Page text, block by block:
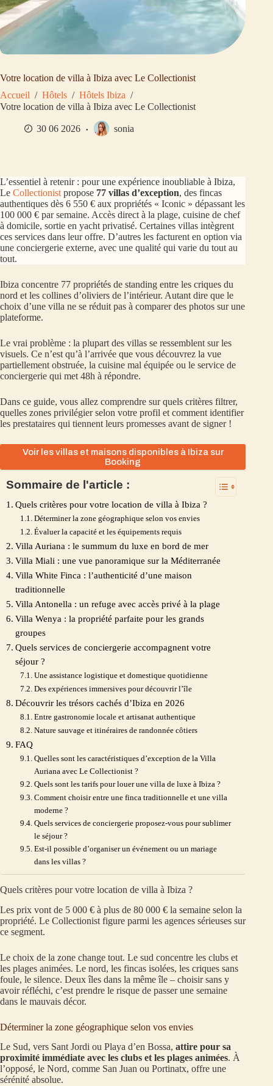
Votre location de villa à Ibiza avec Le Collectionist
Accueil / Hôtels / Hôtels Ibiza /
Votre location de villa à Ibiza avec Le Collectionist
30 06 2026 sonia
L’essentiel à retenir : pour une expérience inoubliable à Ibiza,
Le Collectionist propose 77 villas d’exception, des fincas
authentiques dès 6 550 € aux propriétés « Iconic » dépassant les
100 000 € par semaine. Accès direct à la plage, cuisine de chef
à domicile, sortie en yacht privatisé. Certaines villas intègrent
ces services dans leur offre. D’autres les facturent en option via
une conciergerie externe, avec une qualité qui varie du tout au
tout.
Ibiza concentre 77 propriétés de standing entre les criques du
nord et les collines d’oliviers de l’intérieur. Autant dire que le
choix d’une villa ne se réduit pas à comparer des photos sur une
plateforme.
Le vrai problème : la plupart des villas se ressemblent sur les
visuels. Ce n’est qu’à l’arrivée que vous découvrez la vue
partiellement obstruée, la cuisine mal équipée ou le service de
conciergerie qui met 48h à répondre.
Dans ce guide, vous allez comprendre sur quels critères filtrer,
quelles zones privilégier selon votre profil et comment identifier
les prestataires qui tiennent leurs promesses avant de signer !
Voir les villas et maisons disponibles à Ibiza sur
Booking
Sommaire de l'article :
Quels critères pour votre location de villa à Ibiza ?
Déterminer la zone géographique selon vos envies
Évaluer la capacité et les équipements requis
Villa Auriana : le summum du luxe en bord de mer
Villa Miali : une vue panoramique sur la Méditerranée
Villa White Finca : l’authenticité d’une maison
traditionnelle
Villa Antonella : un refuge avec accès privé à la plage
Villa Wenya : la propriété parfaite pour les grands
groupes
Quels services de conciergerie accompagnent votre
séjour ?
Une assistance logistique et domestique quotidienne
Des expériences immersives pour découvrir l’île
Découvrir les trésors cachés d’Ibiza en 2026
Entre gastronomie locale et artisanat authentique
Nature sauvage et itinéraires de randonnée côtiers
FAQ
Quelles sont les caractéristiques d’exception de la Villa
Auriana avec Le Collectionist ?
Quels sont les tarifs pour louer une villa de luxe à Ibiza ?
Comment choisir entre une finca traditionnelle et une villa
moderne ?
Quels services de conciergerie proposez-vous pour sublimer
le séjour ?
Est-il possible d’organiser un événement ou un mariage
dans les villas ?
Quels critères pour votre location de villa à Ibiza ?
Les prix vont de 5 000 € à plus de 80 000 € la semaine selon la
propriété. Le Collectionist figure parmi les agences sérieuses sur
ce segment.
Le choix de la zone change tout. Le sud concentre les clubs et
les plages animées. Le nord, les fincas isolées, les criques sans
foule, le silence. Deux îles dans la même île – choisir sans y
avoir réfléchi, c’est prendre le risque de passer une semaine
dans le mauvais décor.
Déterminer la zone géographique selon vos envies
Le Sud, vers Sant Jordi ou Playa d’en Bossa, attire pour sa
proximité immédiate avec les clubs et les plages animées. À
l’opposé, le Nord, comme San Juan ou Portinatx, offre une
sérénité absolue.